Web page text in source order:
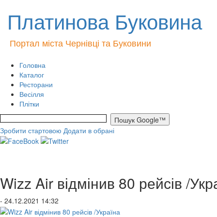
Платинова Буковина
Портал міста Чернівці та Буковини
Головна
Каталог
Ресторани
Весілля
Плітки
Зробити стартовою Додати в обрані
Wizz Air відмінив 80 рейсів /
- 24.12.2021 14:32